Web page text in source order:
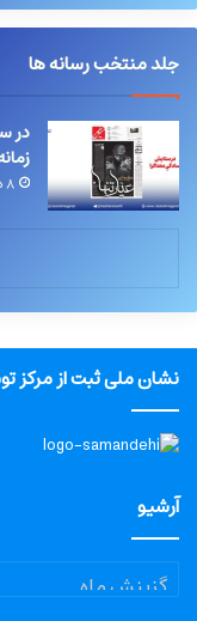
جلد منتخب رسانه ها
در
۸ دی, ۱۴۰۴
نشان ملی ثبت از مرکز
آرشیو
آرشیو